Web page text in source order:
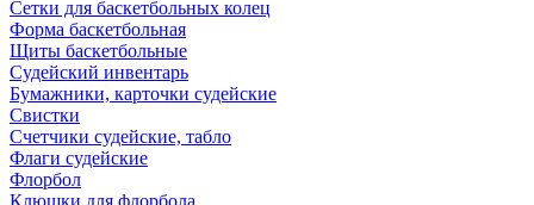
Сетки для баскетбольных колец
Форма баскетбольная
Щиты баскетбольные
Судейский инвентарь
Бумажники, карточки судейские
Свистки
Счетчики судейские, табло
Флаги судейские
Флорбол
Клюшки для флорбола